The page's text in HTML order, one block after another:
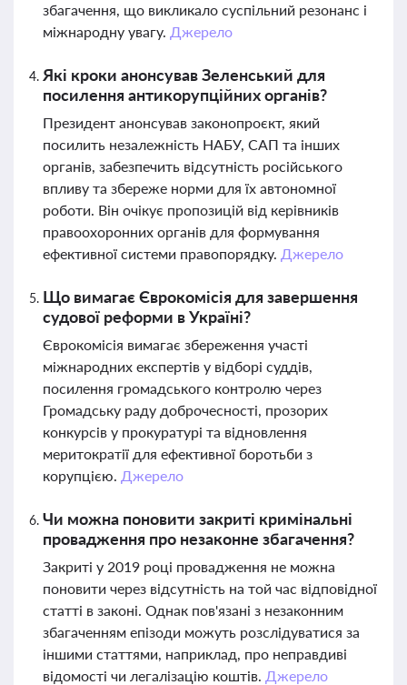
збагачення, що викликало суспільний резонанс і
міжнародну увагу. Джерело
Які кроки анонсував Зеленський для
посилення антикорупційних органів?
Президент анонсував законопроєкт, який
посилить незалежність НАБУ, САП та інших
органів, забезпечить відсутність російського
впливу та збереже норми для їх автономної
роботи. Він очікує пропозицій від керівників
правоохоронних органів для формування
ефективної системи правопорядку. Джерело
Що вимагає Єврокомісія для завершення
судової реформи в Україні?
Єврокомісія вимагає збереження участі
міжнародних експертів у відборі суддів,
посилення громадського контролю через
Громадську раду доброчесності, прозорих
конкурсів у прокуратурі та відновлення
меритократії для ефективної боротьби з
корупцією. Джерело
Чи можна поновити закриті кримінальні
провадження про незаконне збагачення?
Закриті у 2019 році провадження не можна
поновити через відсутність на той час відповідної
статті в законі. Однак пов'язані з незаконним
збагаченням епізоди можуть розслідуватися за
іншими статтями, наприклад, про неправдиві
відомості чи легалізацію коштів. Джерело